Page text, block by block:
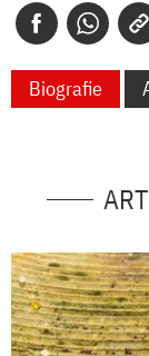
Biografie